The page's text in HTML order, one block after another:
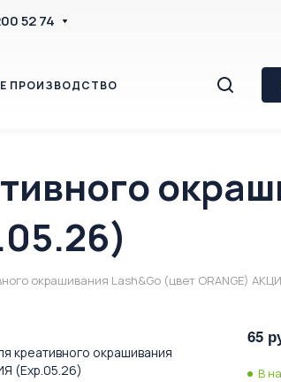
52 74
ПРОИЗВОДСТВО
окрашивания Lash&Go (цвет ORANGE)
креативного окрашивания
(Exp.05.26)
65
В